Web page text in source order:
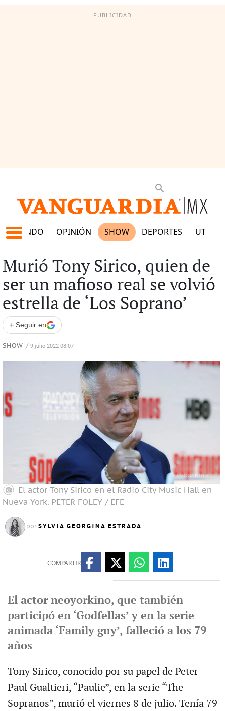
PUBLICIDAD
MUNDO OPINIÓN SHOW DEPORTES
Murió Tony Sirico, quien de
ser un mafioso real se volvió
estrella de ‘Los Soprano’
+ Seguir en
SHOW / 9 julio 2022 08:07
El actor Tony Sirico en el Radio City Music Hall en
Nueva York. PETER FOLEY / EFE
por SYLVIA GEORGINA ESTRADA
COMPARTIR
El actor neoyorkino, que también
participó en ‘Godfellas’ y en la serie
animada ‘Family guy’, falleció a los 79
años
Tony Sirico, conocido por su papel de Peter
Paul Gualtieri, “Paulie”, en la serie “The
Sopranos”, murió el viernes 8 de julio. Tenía 79